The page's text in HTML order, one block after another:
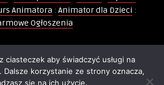
Animatora : Animator dla Dzieci :
Ogłoszenia
- Kopiowanie, powielanie i
zdjęć, grafik jest zabronione -
ciasteczek aby świadczyć usługi na
Dalsze korzystanie ze strony oznacza,
się na ich użycie.